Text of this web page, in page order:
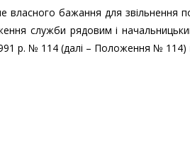
власного бажання для звільнення
служби рядовим і
р. № 114 (далі – Положення № 114)